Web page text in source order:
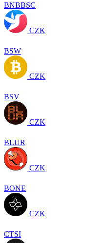
BNBBSC
CZK
BSW
CZK
BSV
CZK
BLUR
CZK
BONE
CZK
CTSI